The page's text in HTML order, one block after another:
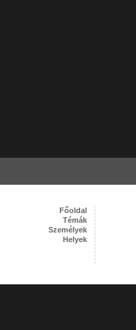
Főoldal
Témák
Személyek
Helyek